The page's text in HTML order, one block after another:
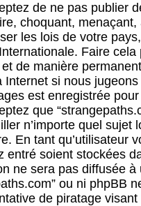
de ne pas publier
choquant,
les lois de votre
Faire
de manière
Internet si nous
est enregistrée
que
n’importe quel sujet
En tant qu’utilisateur
entré soient stockées
ne sera pas diffusée
ou ni phpBB
de piratage